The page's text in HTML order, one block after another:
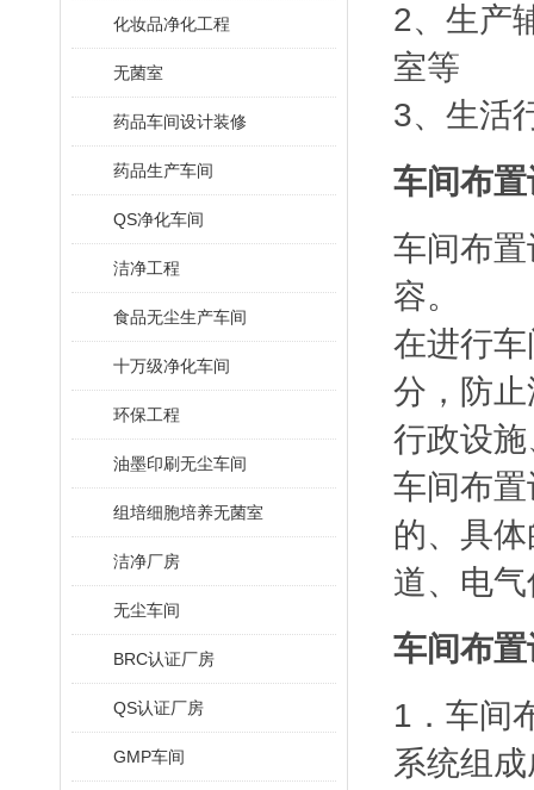
化妆品净化工程
无菌室
药品车间设计装修
药品生产车间
QS净化车间
洁净工程
食品无尘生产车间
十万级净化车间
环保工程
油墨印刷无尘车间
组培细胞培养无菌室
洁净厂房
无尘车间
BRC认证厂房
QS认证厂房
GMP车间
2、生产
室等
3、生活
车间布
车间布
容。
在进行
分，防
行政设
车间布
的、具
道、电
车间布
1．车间
系统组